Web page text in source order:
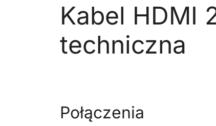
Kabel HDMI
techniczna
Połączenia